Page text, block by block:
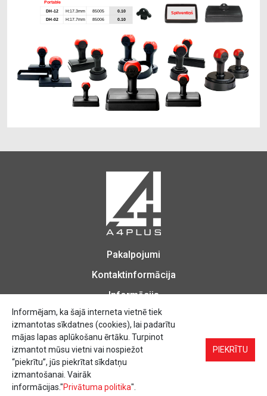
Biroja Preces, Zīmogu izgatavošana, Printēšana, Kopēšana, Iesiešana,
Vizītkartes, Skrejlapas, Uzlīmes.
Pakalpojumi
Kontaktinformācija
Informācija
Informējam, ka šajā interneta vietnē tiek
izmantotas sīkdatnes (cookies), lai padarītu
mājas lapas aplūkošanu ērtāku. Turpinot
izmantot mūsu vietni vai nospiežot
“piekrītu”, jūs piekrītat sīkdatņu
izmantošanai. Vairāk
informācijas."Privātuma politika".
PIEKRĪTU